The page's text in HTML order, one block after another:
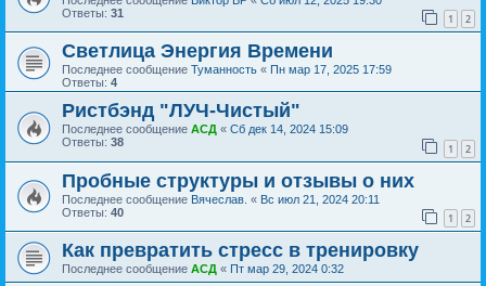
Ответы: 31 1 2
Светлица Энергия Времени
Последнее сообщение Туманность « Пн мар 17, 2025 17:59
Ответы: 4
Ристбэнд "ЛУЧ-Чистый"
Последнее сообщение АСД « Сб дек 14, 2024 15:09
Ответы: 38 1 2
Пробные структуры и отзывы о них
Последнее сообщение Вячеслав. « Вс июл 21, 2024 20:11
Ответы: 40 1 2
Как превратить стресс в тренировку
Последнее сообщение АСД « Пт мар 29, 2024 0:32